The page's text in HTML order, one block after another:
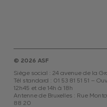
© 2026 ASF
Siège social : 24 avenue de la
Tél standard : 01 53 81 51 51 –
12h45 et de 14h à 18h
Antenne de Bruxelles : Rue
88 20